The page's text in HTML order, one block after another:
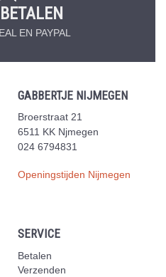
EN PAYPAL
GABBERTJE NIJMEGEN
Broerstraat 21
6511 KK Njmegen
024 6794831
Openingstijden Nijmegen
SERVICE
Betalen
Verzenden